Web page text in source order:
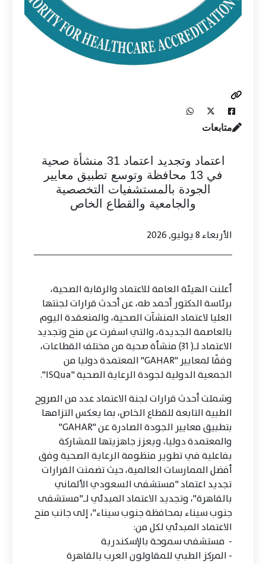
متابعات
اعتماد وتجديد اعتماد 31 منشأة صحية
في 13 محافظة وتوسع تطبيق معايير
الجودة بالمستشفيات التخصصية
والجامعية والقطاع الخاص
الأربعاء 8 يوليو, 2026
أعلنت الهيئة العامة للاعتماد والرقابة الصحية،
برئاسة الدكتور أحمد طه، عن أحدث قرارات لجنتها
العليا لاعتماد المنشآت الصحية، والمنعقدة اليوم
بالعاصمة الجديدة، والتي اسفرت عن منح وتجديد
الاعتماد لـ( 31) منشأة صحية من مختلف القطاعات،
وفقًا لمعايير "GAHAR" المعتمدة دوليا من
الجمعية الدولية لجودة الرعاية الصحية "ISQua".
وشملت أحدث قرارات لجنة الاعتماد عدد من الصروح
الطبية التابعة للقطاع الخاص، بما يعكس التزامها
بتطبيق معايير الجودة الصادرة عن "GAHAR"
والمعتمدة دوليا، ويعزز جاهزيتها للمشاركة
بفاعلية في تطوير منظومة الرعاية الصحية وفق
أفضل الممارسات العالمية، حيث تضمنت القرارات
تجديد اعتماد "مستشفى السعودي الألماني
بالقاهرة"، وتجديد الاعتماد المبدئي لـ"مستشفى
جنوب سيناء بمحافظة جنوب سيناء"، إلى جانب منح
الاعتماد المبدئي لكل من:
- مستشفى سموحة بالإسكندرية
- المركز الطبي للمقاولون العرب بالقاهرة